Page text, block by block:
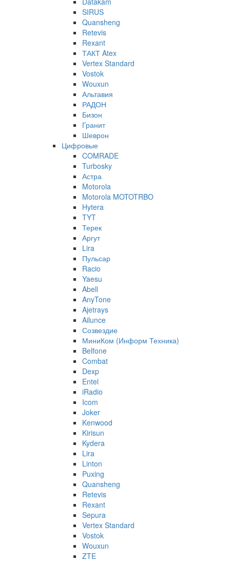
SIRUS
Quansheng
Retevis
Rexant
ТАКТ Atex
Vertex Standard
Vostok
Wouxun
Альтавия
РАДОН
Бизон
Гранит
Шеврон
Цифровые
COMRADE
Turbosky
Астра
Motorola
Motorola MOTOTRBO
Hytera
TYT
Терек
Аргут
Lira
Пульсар
Racio
Yaesu
Abell
AnyTone
Ajetrays
Ailunce
Созвездие
МиниКом (Информ Техника)
Belfone
Combat
Dexp
Entel
iRadio
Icom
Joker
Kenwood
Kirisun
Kydera
Lira
Linton
Puxing
Quansheng
Retevis
Rexant
Sepura
Vertex Standard
Vostok
Wouxun
ZTE